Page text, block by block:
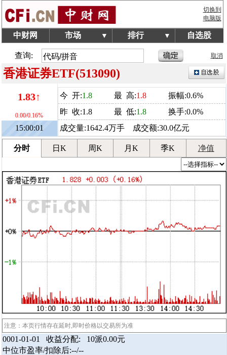
切换到
电脑版
中财网 市场 ▼ 排行 ▼ 自选股
查询: 取消
香港证券ETF(513090)
1.83↑
0.00/0.16%
15:00:01
今 开:1.8 最 高:1.8
振幅:0.6%
昨 收:1.8
最 低:1.8
换手:0.0%
成交量:1642.4万手 成交额:30.0亿元
分时 日K 周K 月K 季K 净值
注意：本页行情存在延时,即时价格以交易所为准
0001-01-01 收益分配: 10派0.00元
中位市盈率/扣除后:--/--